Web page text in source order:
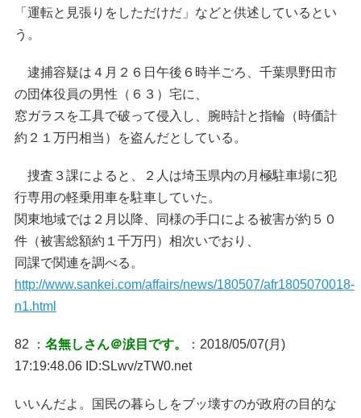
「運転と見張りをしただけだ」などと供述しているとい
う。
逮捕容疑は４月２６日午後６時半ごろ、千葉県野田市
の団体役員の男性（６３）宅に、
窓ガラスを工具で破って侵入し、腕時計と指輪（時価計
約２１万円相当）を盗んだとしている。
捜査３課によると、２人は埼玉県内の月極駐車場に犯
行専用の軽乗用車を駐車していた。
関東地域では２月以降、同様の手口による被害が約５０
件（被害総額約１千万円）相次いでおり、
同課で関連を調べる。
http://www.sankei.com/affairs/news/180507/afr1805070018-
n1.html
82 ： 名無しさん＠涙目です。
：2018/05/07(月)
17:19:48.06 ID:SLwv/zTW0.net
いいんだよ。国民の暮らしをブッ壊すのが政府の目的な